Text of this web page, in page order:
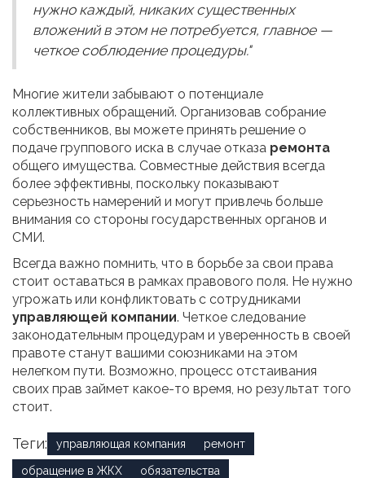
нужно каждый, никаких существенных
вложений в этом не потребуется, главное —
четкое соблюдение процедуры."
Многие жители забывают о потенциале
коллективных обращений. Организовав собрание
собственников, вы можете принять решение о
подаче группового иска в случае отказа ремонта
общего имущества. Совместные действия всегда
более эффективны, поскольку показывают
серьезность намерений и могут привлечь больше
внимания со стороны государственных органов и
СМИ.
Всегда важно помнить, что в борьбе за свои права
стоит оставаться в рамках правового поля. Не нужно
угрожать или конфликтовать с сотрудниками
управляющей компании. Четкое следование
законодательным процедурам и уверенность в своей
правоте станут вашими союзниками на этом
нелегком пути. Возможно, процесс отстаивания
своих прав займет какое-то время, но результат того
стоит.
Теги: управляющая компания ремонт
обращение в ЖКХ обязательства